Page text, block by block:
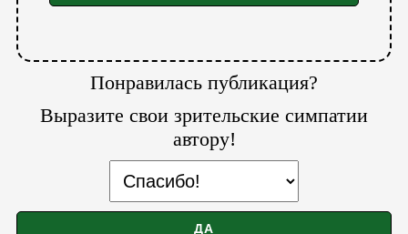
Понравилась публикация?
Выразите свои зрительские симпатии
автору!